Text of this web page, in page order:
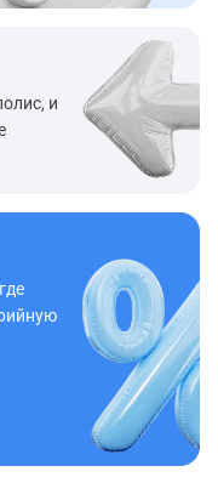
и